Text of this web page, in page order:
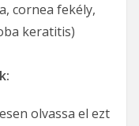
cornea fekély,
keratitis)
olvassa el ezt